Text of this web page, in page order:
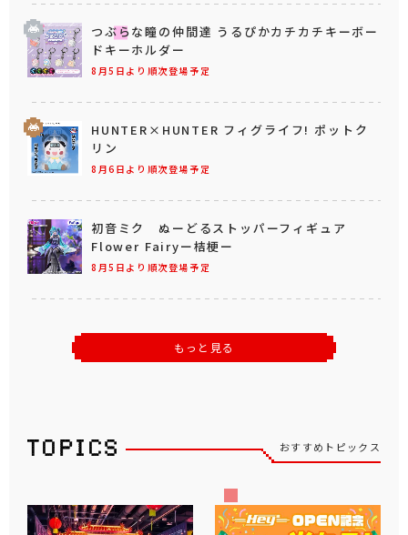
8月5日より順次登場予定
つぶらな瞳の仲間達 うるぴかカチカチキーボー
ドキーホルダー
8月6日より順次登場予定
HUNTER×HUNTER フィグライフ! ポットク
リン
8月5日より順次登場予定
初音ミク ぬーどるストッパーフィギュア
Flower Fairyー桔梗ー
もっと見る
おすすめトピックス